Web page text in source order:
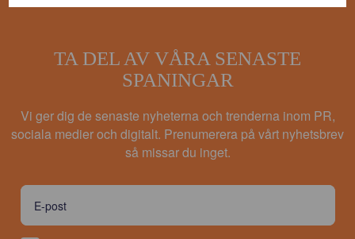
TA DEL AV VÅRA SENASTE
SPANINGAR
Vi ger dig de senaste nyheterna och trenderna inom PR,
sociala medier och digitalt. Prenumerera på vårt nyhetsbrev
så missar du inget.